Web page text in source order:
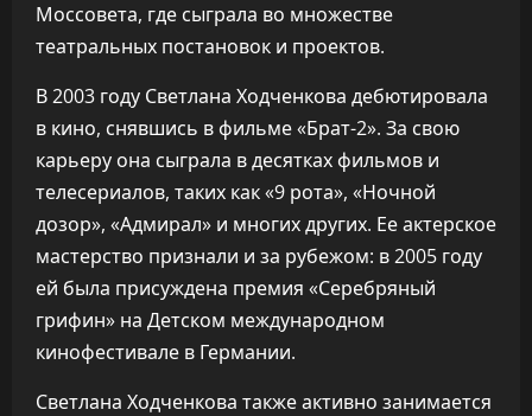
Моссовета, где сыграла во множестве
театральных постановок и проектов.
В 2003 году Светлана Ходченкова дебютировала
в кино, снявшись в фильме «Брат-2». За свою
карьеру она сыграла в десятках фильмов и
телесериалов, таких как «9 рота», «Ночной
дозор», «Адмирал» и многих других. Ее актерское
мастерство признали и за рубежом: в 2005 году
ей была присуждена премия «Серебряный
грифин» на Детском международном
кинофестивале в Германии.
Светлана Ходченкова также активно занимается